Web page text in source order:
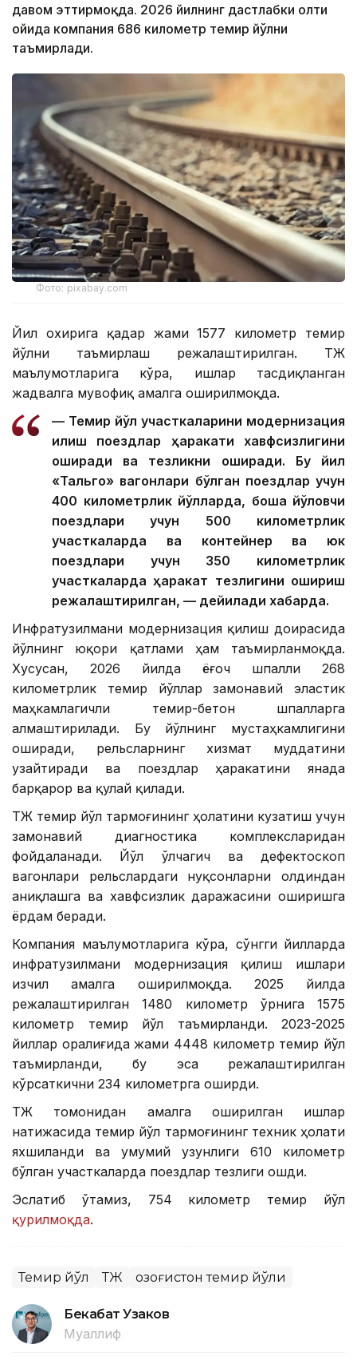
давом эттирмоқда. 2026 йилнинг дастлабки олти
ойида компания 686 километр темир йўлни
таъмирлади.
Фото: pixabay.com
Йил охирига қадар жами 1577 километр темир
йўлни таъмирлаш режалаштирилган. ҚТЖ
маълумотларига кўра, ишлар тасдиқланган
жадвалга мувофиқ амалга оширилмоқда.
— Темир йўл участкаларини модернизация
қилиш поездлар ҳаракати хавфсизлигини
оширади ва тезликни оширади. Бу йил
«Тальго» вагонлари бўлган поездлар учун
400 километрлик йўлларда, бошқа йўловчи
поездлари учун 500 километрлик
участкаларда ва контейнер ва юк
поездлари учун 350 километрлик
участкаларда ҳаракат тезлигини ошириш
режалаштирилган, — дейилади хабарда.
Инфратузилмани модернизация қилиш доирасида
йўлнинг юқори қатлами ҳам таъмирланмоқда.
Хусусан, 2026 йилда ёғоч шпалли 268
километрлик темир йўллар замонавий эластик
маҳкамлагичли темир-бетон шпалларга
алмаштирилади. Бу йўлнинг мустаҳкамлигини
оширади, рельсларнинг хизмат муддатини
узайтиради ва поездлар ҳаракатини янада
барқарор ва қулай қилади.
ҚТЖ темир йўл тармоғининг ҳолатини кузатиш учун
замонавий диагностика комплексларидан
фойдаланади. Йўл ўлчагич ва дефектоскоп
вагонлари рельслардаги нуқсонларни олдиндан
аниқлашга ва хавфсизлик даражасини оширишга
ёрдам беради.
Компания маълумотларига кўра, сўнгги йилларда
инфратузилмани модернизация қилиш ишлари
изчил амалга оширилмоқда. 2025 йилда
режалаштирилган 1480 километр ўрнига 1575
километр темир йўл таъмирланди. 2023-2025
йиллар оралиғида жами 4448 километр темир йўл
таъмирланди, бу эса режалаштирилган
кўрсаткични 234 километрга оширди.
ҚТЖ томонидан амалга оширилган ишлар
натижасида темир йўл тармоғининг техник ҳолати
яхшиланди ва умумий узунлиги 610 километр
бўлган участкаларда поездлар тезлиги ошди.
Эслатиб ўтамиз, 754 километр темир йўл
қурилмоқда.
Темир йўл ҚТЖ Қозоғистон темир йўли
Бекабат Узаков
Муаллиф